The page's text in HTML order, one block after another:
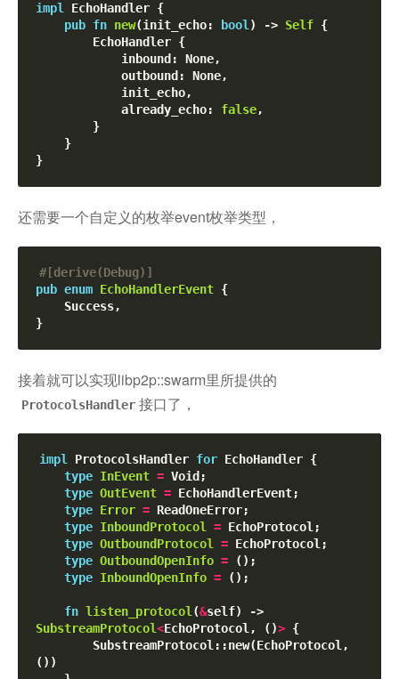
impl EchoHandler {
pub fn new(init_echo: bool) -> Self {
            already_echo:
false,
还需要一个自定义的枚举event枚举类型，
#[derive(Debug) ]
pub enum EchoHandlerEvent {
接着就可以实现libp2p::swarm里所提供的
ProtocolsHandler 接口了，
impl ProtocolsHandler for EchoHandler {
type InEvent = Void;
type OutEvent = EchoHandlerEvent;
type Error = ReadOneError;
type InboundProtocol = EchoProtocol;
type OutboundProtocol = EchoProtocol;
type OutboundOpenInfo = ();
type InboundOpenInfo = ();
fn listen_protocol(&
SubstreamProtocol<EchoProtocol, ()> {
())